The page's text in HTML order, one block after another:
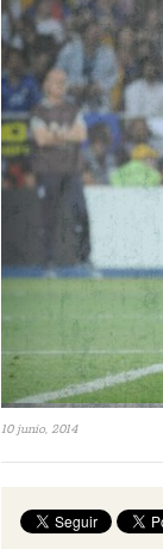
10 junio, 2014